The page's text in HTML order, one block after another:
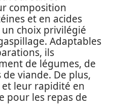
composition
et en acides
choix privilégié
Adaptables
ils
de légumes, de
viande. De plus,
leur rapidité en
pour les repas de